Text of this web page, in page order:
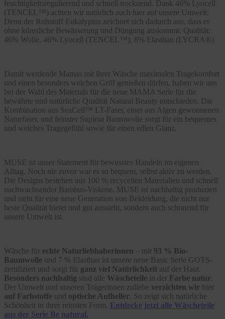
feuchtigkeitsregulierend und schnell trocknend. Dank 46% Lyocell
(TENCEL™) achten wir natürlich auch hier auf unsere Umwelt.
Denn der Rohstoff Eukalyptus zeichnet sich dadurch aus, dass er
ohne künstliche Bewässerung und Düngung auskommt. Qualität:
46% Wolle, 46% Lyocell (TENCEL™), 8% Elasthan (LYCRA®)
Damit werdende Mamas mit ihrer Wäsche maximalen Tragekomfort
und einen besonders weichen Griff genießen dürfen, haben wir uns
bei der Wahl des Materials für die neue MAMA Serie für die
bewährte und natürliche Qualität Natural Beauty entschieden. Die
Kombination aus SeaCell™ LT-Faser, einer aus Algen gewonnenen
Naturfaser, und feinster Supima Baumwolle sorgt für ein bequemes
und weiches Tragegefühl sowie für einen edlen Glanz.
MUSE ist unser Statement für bewusstes Handeln im eigenen
Alltag. Noch nie zuvor war es so bequem, selbst aktiv zu werden.
Die Designs bestehen aus 100 % recycelten Materialien und schnell
nachwachsender Bambus-Viskose. MUSE ist nachhaltig produziert
und steht für eine neue Generation von Bekleidung, die nicht nur
beste Qualität bietet und gut aussieht, sondern auch schonend für
unsere Umwelt ist.
Wäsche für echte Naturliebhaberinnen – mit 93 % Bio-
Baumwolle und 7 % Elasthan ist unsere neue Basic Serie GOTS-
zertifiziert und sorgt für ganz viel Natürlichkeit auf der Haut.
Besonders nachhaltig sind alle Wäscheteile in der Farbe natur
Der Umwelt und unseren Trägerinnen zuliebe verzichten wir hier
auf Farbstoffe und optische Aufheller . So zeigt sich natürliche
Schönheit in ihrer reinsten Form. Entdecke jetzt alle Wäscheteile
aus der Serie Be natural.